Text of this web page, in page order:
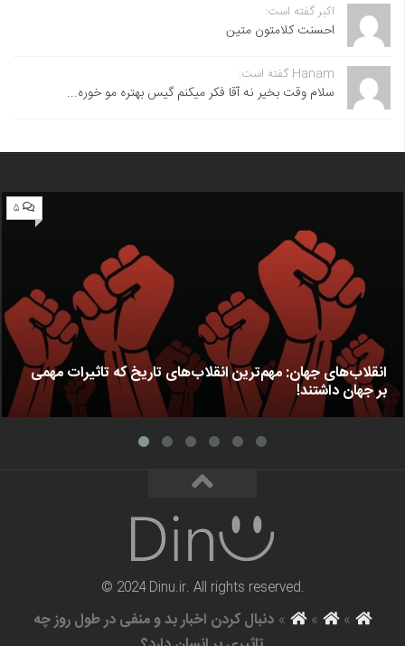
اکبر گفته است:
احسنت ‌کلامتون متین
Hanam گفته است:
سلام وقت بخیر نه آقا فکر میکنم گیس بهتره مو خوره...
۵
انقلاب‌های جهان: مهم‌ترین انقلاب‌های تاریخ که تاثیرات مهمی
بر جهان داشتند!
© 2024 Dinu.ir. All rights reserved.
»
»
» دنبال کردن اخبار بد و منفی در طول روز چه